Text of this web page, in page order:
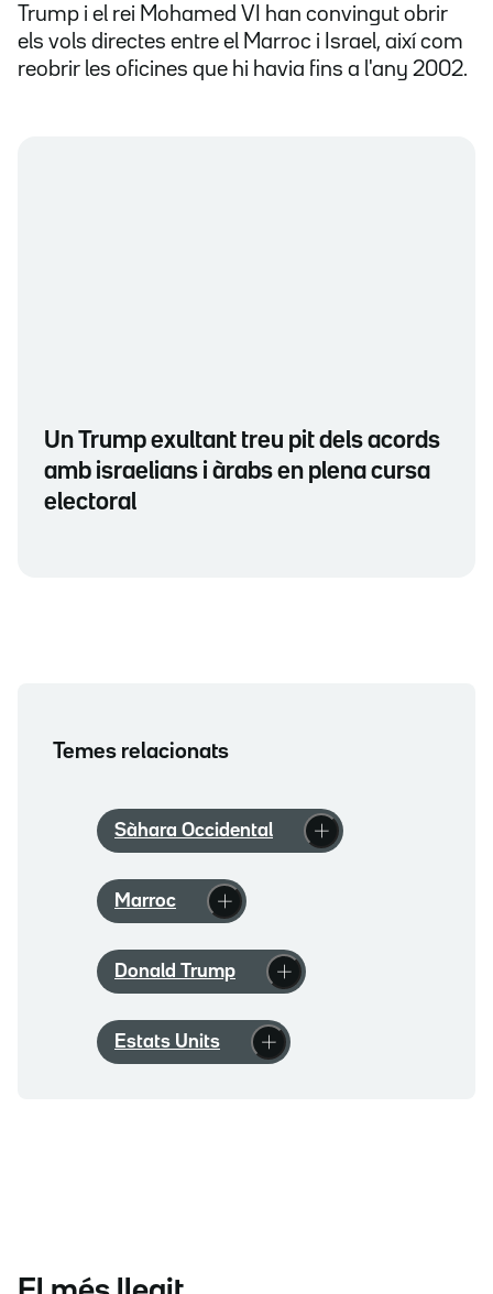
Trump i el rei Mohamed VI han convingut obrir
els vols directes entre el Marroc i Israel, així com
reobrir les oficines que hi havia fins a l'any 2002.
Un Trump exultant treu pit dels acords
amb israelians i àrabs en plena cursa
electoral
Temes relacionats
Sàhara Occidental
Marroc
Donald Trump
Estats Units